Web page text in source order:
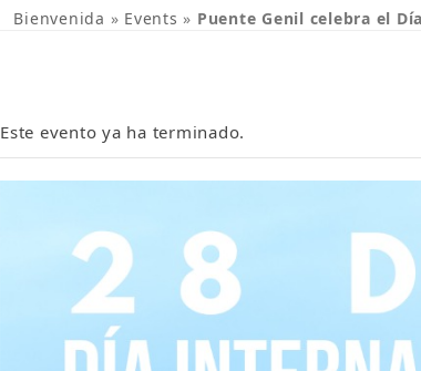
Bienvenida » Events » Puente Genil celebra el
Este evento ya ha terminado.